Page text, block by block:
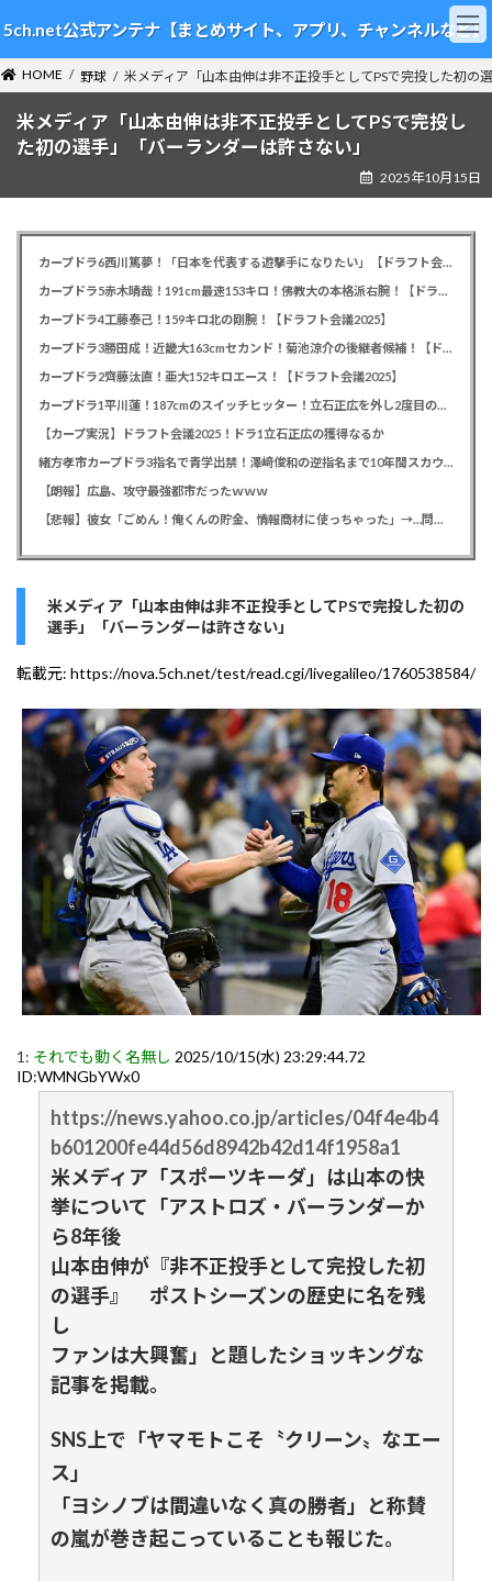
ン
テ
ン
ツ
ビ
ゲ
ー
シ
5ch.net公式アンテナ【まとめサイト、アプリ、チャンネルなど】
HOME 野球 米メディア「山本由伸は非不正投手としてPSで完投した初の
米メディア「山本由伸は非不正投手としてPSで完投し
た初の選手」「バーランダーは許さない」
2025年10月15日
カープドラ6西川篤夢！「日本を代表する遊撃手になりたい」【ドラフト会議2025】
カープドラ5赤木晴哉！191cm最速153キロ！佛教大の本格派右腕！【ドラフト会議2025】
カープドラ4工藤泰己！159キロ北の剛腕！【ドラフト会議2025】
カープドラ3勝田成！近畿大163cmセカンド！菊池涼介の後継者候補！【ドラフト会議2025】
カープドラ2齊藤汰直！亜大152キロエース！【ドラフト会議2025】
カープドラ1平川蓮！187cmのスイッチヒッター！立石正広を外し2度目の重複も新井監督がクジを引き当てる！【ドラフト会議2025】
【カープ実況】ドラフト会議2025！ドラ1立石正広の獲得なるか
緒方孝市カープドラ3指名で青学出禁！澤﨑俊和の逆指名まで10年間スカウト出禁
【朗報】広島、攻守最強都市だったｗｗｗ
【悲報】彼女「ごめん！俺くんの貯金、情報商材に使っちゃった」→…問い詰めたらギャン泣きされたんだが俺が悪いのか？
米メディア「山本由伸は非不正投手としてPSで完投した初の
選手」「バーランダーは許さない」
転載元: https://nova.5ch.net/test/read.cgi/livegalileo/1760538584/
1: それでも動く名無し 2025/10/15(水) 23:29:44.72
ID:WMNGbYWx0
https://news.yahoo.co.jp/articles/04f4e4b4
b601200fe44d56d8942b42d14f1958a1
米メディア「スポーツキーダ」は山本の快
挙について「アストロズ・バーランダーか
ら8年後
山本由伸が『非不正投手として完投した初
の選手』 ポストシーズンの歴史に名を残
し
ファンは大興奮」と題したショッキングな
記事を掲載。
SNS上で「ヤマモトこそ〝クリーン〟なエー
ス」
「ヨシノブは間違いなく真の勝者」と称賛
の嵐が巻き起こっていることも報じた。